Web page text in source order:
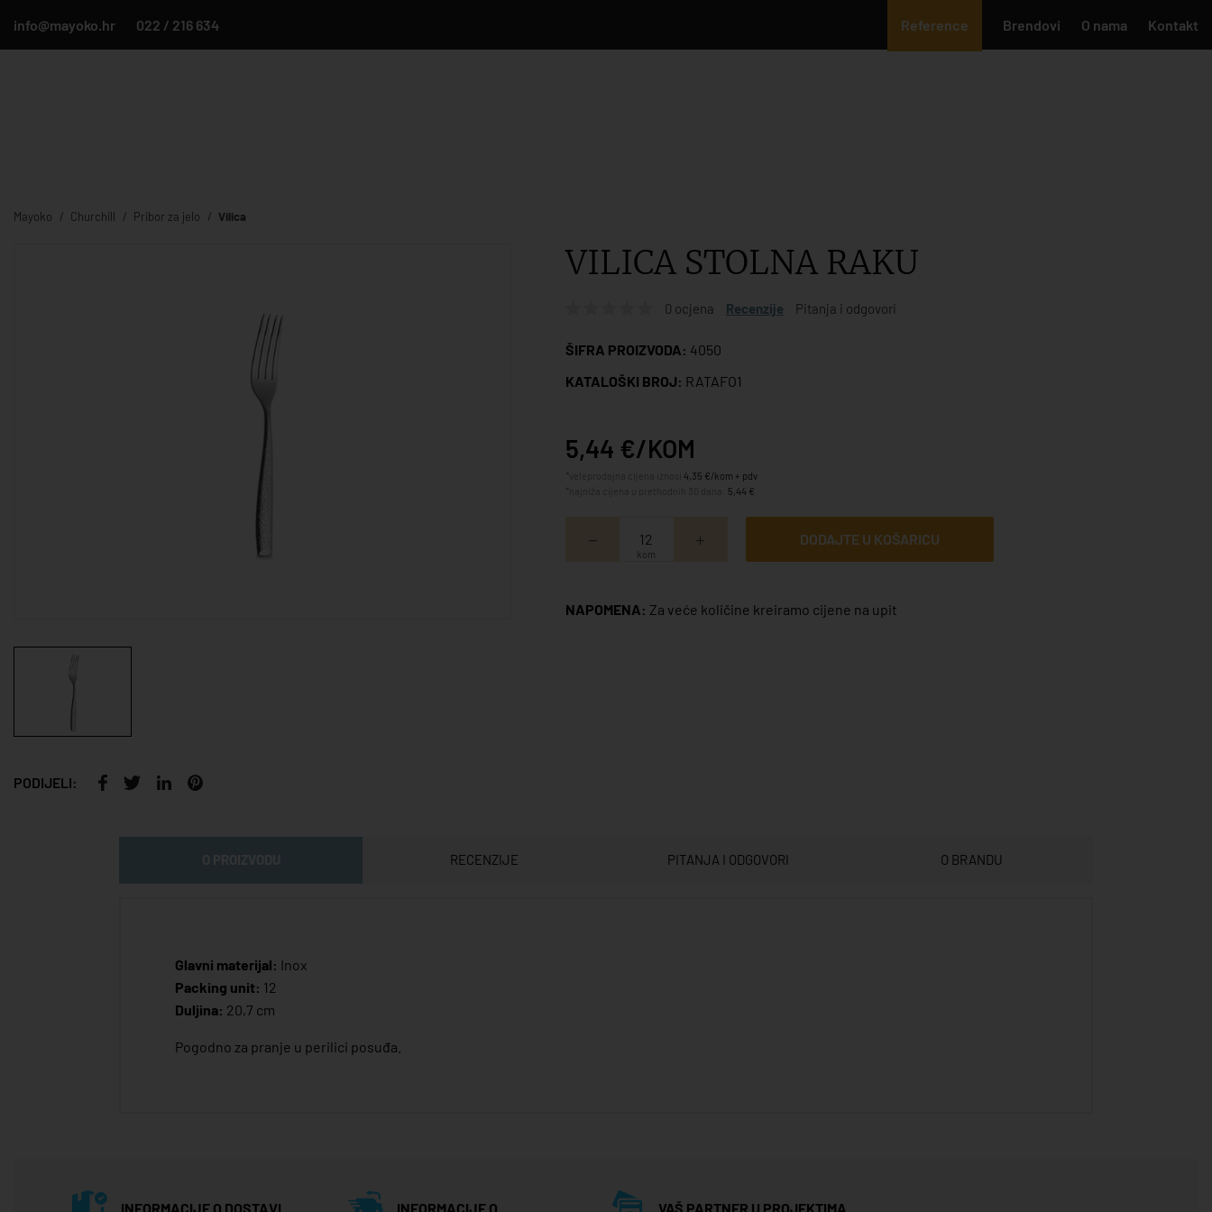
info@mayoko.hr 022 / 216 634 Reference Brendovi O nama Kontakt
Mayoko Churchill Pribor za jelo Vilica
PODIJELI:
VILICA STOLNA RAKU
0 ocjena Recenzije Pitanja i odgovori
ŠIFRA PROIZVODA: 4050
KATALOŠKI BROJ: RATAFO1
5,44 €/KOM
4,35 €/kom + pdv
5,44 €
kom
DODAJTE U KOŠARICU
NAPOMENA: Za veće količine kreiramo cijene na upit
RECENZIJE PITANJA I ODGOVORI O BRANDU
Glavni materijal: Inox
Packing unit: 12
Duljina: 20,7 cm
Pogodno za pranje u perilici posuđa.
INFORMACIJE O DOSTAVI
INFORMACIJE O
VAŠ PARTNER U PROJEKTIMA